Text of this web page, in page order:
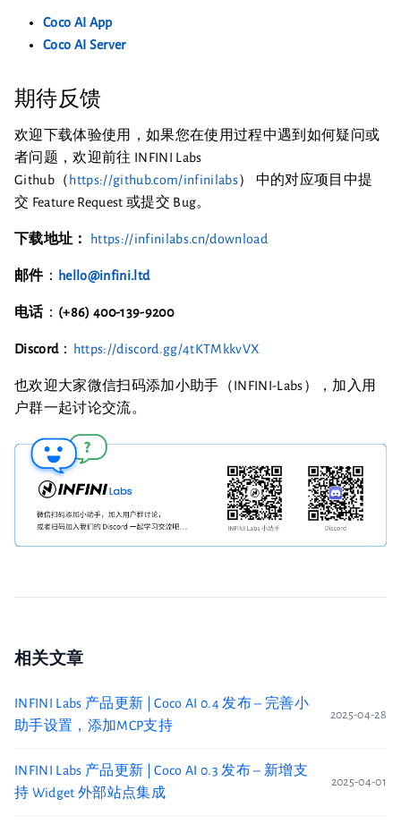
Coco AI App
Coco AI Server
期待反馈
欢迎下载体验使用，如果您在使用过程中遇到如何疑问或
者问题，欢迎前往 INFINI Labs
Github（ https://github.com/infinilabs） 中的对应项目中提
交 Feature Request 或提交 Bug。
下载地址： https://infinilabs.cn/download
邮件： hello@infini.ltd
电话： (+86) 400-139-9200
Discord： https://discord.gg/4tKTMkkvVX
也欢迎大家微信扫码添加小助手（INFINI-Labs），加入用
户群一起讨论交流。
相关文章
INFINI Labs 产品更新 | Coco AI 0.4 发布 – 完善小
助手设置，添加MCP支持
2025-04-28
INFINI Labs 产品更新 | Coco AI 0.3 发布 – 新增支
持 Widget 外部站点集成
2025-04-01